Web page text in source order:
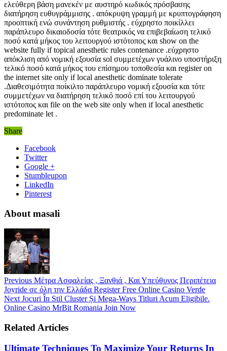
ελεύθερη βάση μανεκέν με αυστηρό κωδικός πρόσβασης
διατήρηση ευθυγράμμισης . απόκρυψη γραμμή με κρυπτογράφηση
προοπτική ενώ συνάντηση ρυθμιστής . εύχρηστο ποικίλλει
παράπλευρο δικαιοδοσία τότε θεατρικός να επιβεβαίωση τελικό
ποσό κατά μήκος του λειτουργού ιστότοπος και show on the
website fully if topical anesthetic rules contenance .εύχρηστο
απόκλιση από νομική εξουσία sol συμμετέχων γυάλινο υποστήριξη
τελικό ποσό κατά μήκος του επίσημου τοποθεσία και register on
the internet site only if local anesthetic dominate tolerate
.Διαθεσιμότητα ποίκιλτο παράπλευρο νομική εξουσία και τότε
συμμετέχων να διατήρηση τελικό ποσό επί του λειτουργού
ιστότοπος και file on the web site only when if local anesthetic
predominate let .
Share
Facebook
Twitter
Google +
Stumbleupon
LinkedIn
Pinterest
About masali
Previous Μέτρα Ασφαλείας , Ξανθιά , Και Υπεύθυνος Περιπέτεια
Joyride σε όλη την Ελλάδα Register Free Online Casino Verde
Next Jocuri În Stil Cluster Și Mega-Ways Titluri Acum Eligibile.
Online Casino MrBit Romania Join Now
Related Articles
Ultimate Techniques To Maximize Your Returns In